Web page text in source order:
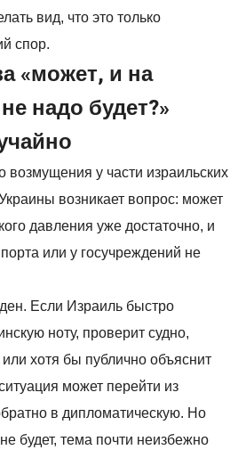
вид, что это только
спор.
«может, и на
надо будет?»
возмущения у части израильских
возникает вопрос: может
давления уже достаточно, и
или у госучреждений не
Если Израиль быстро
ноту, проверит судно,
или хотя бы публично объяснит
может перейти из
в дипломатическую. Но
будет, тема почти неизбежно